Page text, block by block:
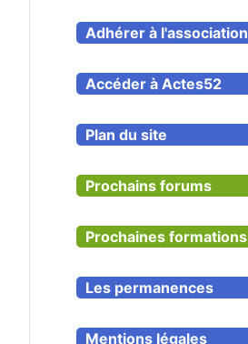
Adhérer à l'association
Accéder à Actes52
Plan du site
Prochains forums
Prochaines formations
Les permanences
Mentions légales